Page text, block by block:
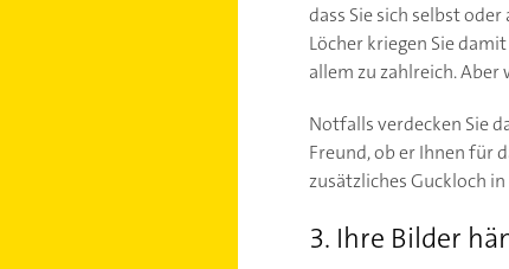
dass Sie sich selbst
Löcher kriegen Sie
allem zu zahlreich. Aber
Notfalls verdecken Sie
Freund, ob er Ihnen für
zusätzliches Guckloch
3. Ihre Bilder